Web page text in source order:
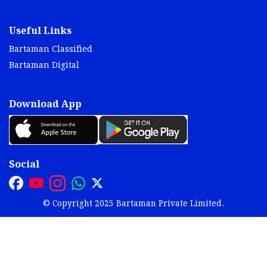
Useful Links
Bartaman Classified
Bartaman Digital
Download App
Social
© Copyright 2025 Bartaman Private Limited.